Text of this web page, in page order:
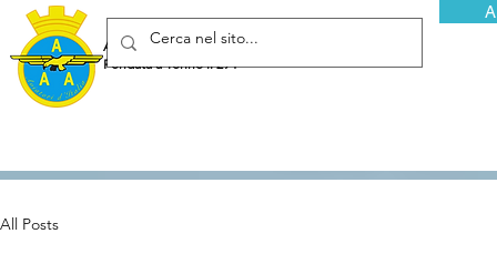
Associazione Arma Aeronautica - Aviatori d'Italia ETS
Fondata a Torino il 29 febbraio 1952
All Posts